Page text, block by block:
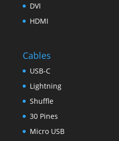
DVI
HDMI
Cables
USB-C
Lightning
Shuffle
30 Pines
Micro USB